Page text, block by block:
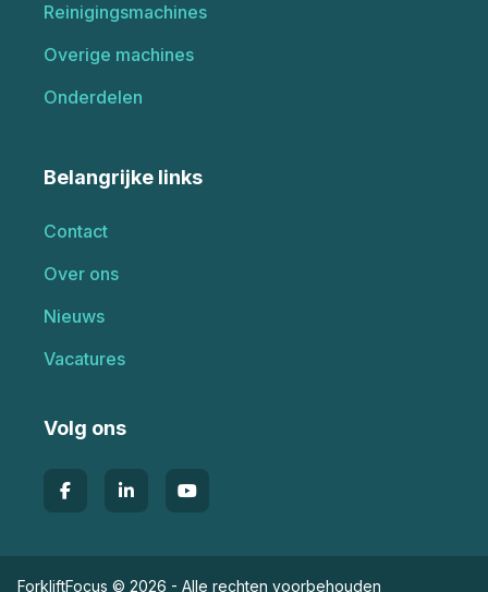
Reinigingsmachines
Overige machines
Onderdelen
Belangrijke links
Contact
Over ons
Nieuws
Vacatures
Volg ons
ForkliftFocus © 2026 - Alle rechten voorbehouden